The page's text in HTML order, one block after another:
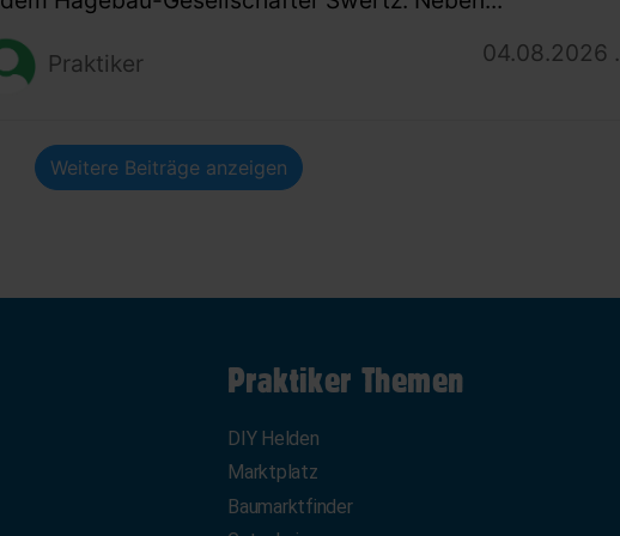
Praktiker 04.08.2026 .
Weitere Beiträge anzeigen
Praktiker Themen
DIY Helden
Marktplatz
Baumarktfinder